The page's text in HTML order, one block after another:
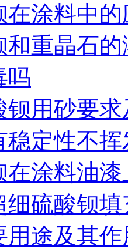
在涂料中的
和重晶石
吗
钡用砂要
稳定性不
在涂料油
细硫酸钡
用途及其作